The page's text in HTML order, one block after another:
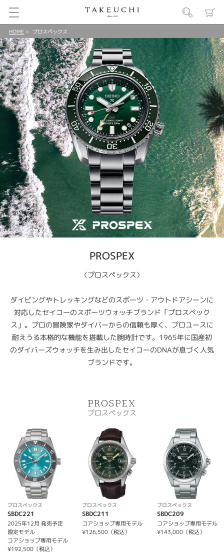
HOME プロスペックス
PROSPEX
〈プロスペックス〉
ダイビングやトレッキングなどのスポーツ・アウトドアシーンに
対応したセイコーのスポーツウォッチブランド「プロスペック
ス」。プロの冒険家やダイバーからの信頼も厚く、プロユースに
耐えうる本格的な機能を搭載した腕時計です。1965年に国産初
のダイバーズウォッチを生み出したセイコーのDNAが息づく人気
ブランドです。
PROSPEX
プロスペックス
プロスペックス
SBDC221
2025年12月 発売予定
限定モデル
コアショップ専用モデル
¥192,500（税込）
プロスペックス
SBDC211
コアショップ専用モデル
¥126,500（税込）
プロスペックス
SBDC209
コアショップ専用モデル
¥143,000（税込）